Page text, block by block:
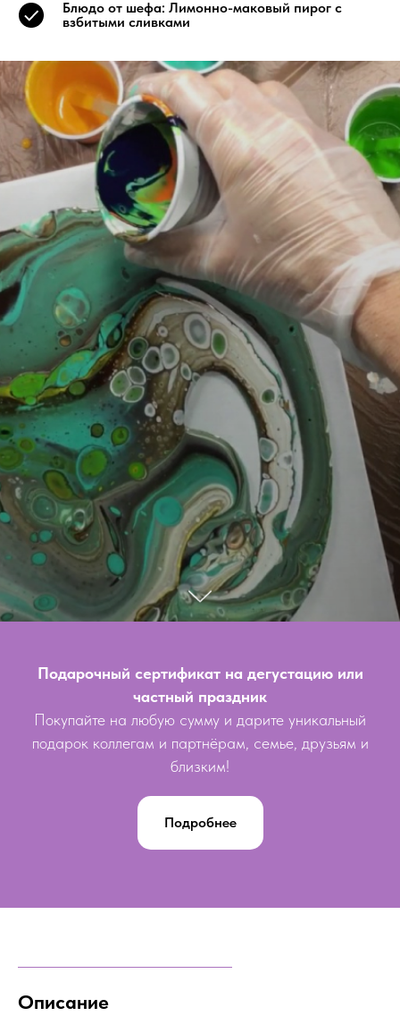
Блюдо от шефа: Лимонно-маковый пирог с
взбитыми сливками
Подарочный сертификат на дегустацию или
частный праздник
Покупайте на любую сумму и дарите уникальный
подарок коллегам и партнёрам, семье, друзьям и
близким!
Подробнее
Описание